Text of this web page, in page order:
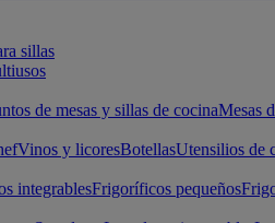
sillas
de mesas y sillas de cocinaMesas
Vinos y licoresBotellasUtensilios de
integrablesFrigoríficos pequeños